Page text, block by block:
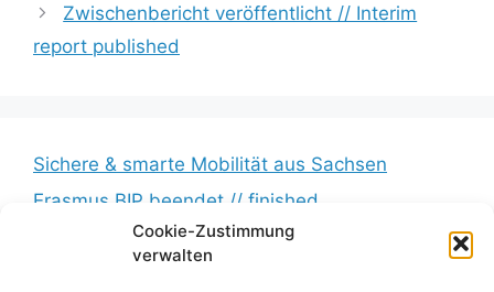
Cookie-Zustimmung
verwalten
Zwischenbericht veröffentlicht // Interim
report published
Sichere & smarte Mobilität aus Sachsen
Erasmus BIP beendet // finished
Messkampagne erfolgreich beendet //
Measurement campaign successfully completed